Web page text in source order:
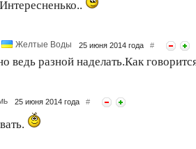
Интересненько..
Желтые Воды 25 июня 2014 года #
разной наделать.Как
25 июня 2014 года #